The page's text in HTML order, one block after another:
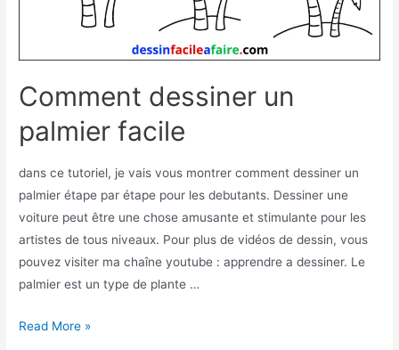
Comment dessiner un
palmier facile
dans ce tutoriel, je vais vous montrer comment dessiner un
palmier étape par étape pour les debutants. Dessiner une
voiture peut être une chose amusante et stimulante pour les
artistes de tous niveaux. Pour plus de vidéos de dessin, vous
pouvez visiter ma chaîne youtube : apprendre a dessiner. Le
palmier est un type de plante …
Comment
Read More »